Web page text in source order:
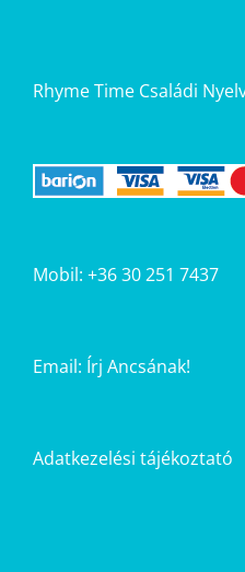
Rhyme Time Családi
Mobil: +36 30 251 7437
Email: Írj Ancsának!
Adatkezelési tájékoztató